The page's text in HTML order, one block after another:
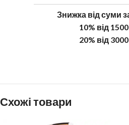
Знижка від суми
10% від
20% від
Схожі товари